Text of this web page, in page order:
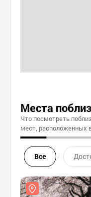
Места
Что посмотреть
мест, расположенных
Все